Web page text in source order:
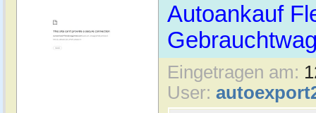
Autoankauf
Eingetragen am:
User: